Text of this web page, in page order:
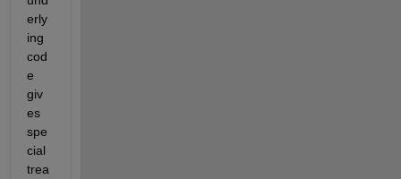
erly
ing
cod
e
giv
es
spe
cial
trea